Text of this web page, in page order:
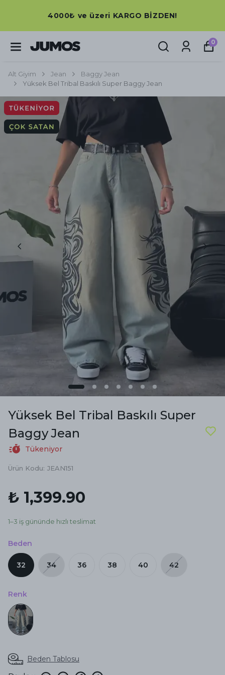
4000₺ ve üzeri KARGO BİZDEN!
0
Alt Giyim Jean
Baggy Jean
Yüksek Bel Tribal Baskılı Super Baggy Jean
Yüksek Bel Tribal Baskılı Super
Baggy Jean
Tükeniyor
Ürün Kodu: JEAN151
₺ 1,399.90
1–3 iş gününde hızlı teslimat
Beden
32 34 36 38 40 42
Renk
Beden Tablosu